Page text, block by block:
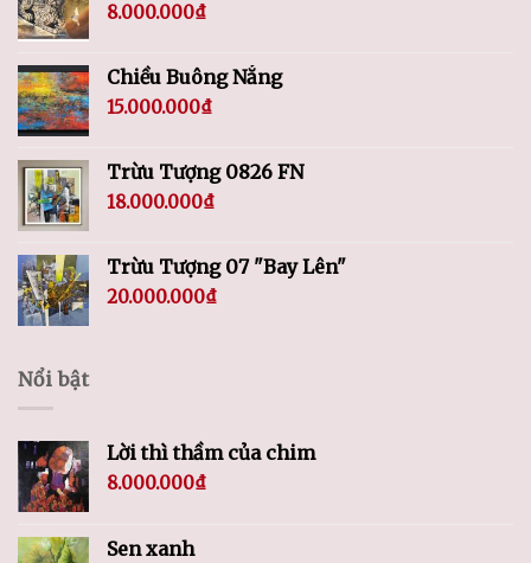
8.000.000₫
Chiều Buông Nắng
15.000.000₫
Trừu Tượng 0826 FN
18.000.000₫
Trừu Tượng 07 "Bay Lên"
20.000.000₫
Nổi bật
Lời thì thầm của chim
8.000.000₫
Sen xanh